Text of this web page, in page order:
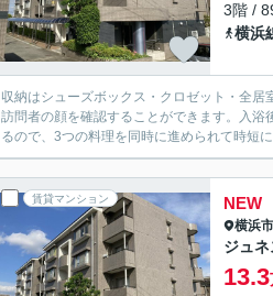
3階 /
横浜
収納はシューズボックス・クロゼット・全
訪問者の顔を確認することができます。入
るので、3つの料理を同時に進められて時短
賃貸マンション NEW
横浜
ジュ
13.3